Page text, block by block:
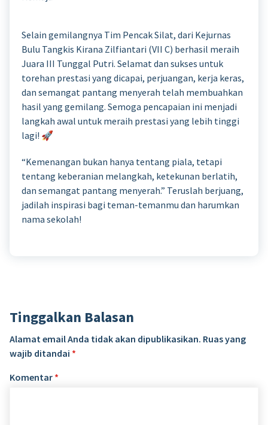
Selain gemilangnya Tim Pencak Silat, dari Kejurnas
Bulu Tangkis Kirana Zilfiantari (VII C) berhasil meraih
Juara III Tunggal Putri. Selamat dan sukses untuk
torehan prestasi yang dicapai, perjuangan, kerja keras,
dan semangat pantang menyerah telah membuahkan
hasil yang gemilang. Semoga pencapaian ini menjadi
langkah awal untuk meraih prestasi yang lebih tinggi
lagi! 🚀
“Kemenangan bukan hanya tentang piala, tetapi
tentang keberanian melangkah, ketekunan berlatih,
dan semangat pantang menyerah.” Teruslah berjuang,
jadilah inspirasi bagi teman-temanmu dan harumkan
nama sekolah!
Tinggalkan Balasan
Alamat email Anda tidak akan dipublikasikan. Ruas yang
wajib ditandai *
Komentar *